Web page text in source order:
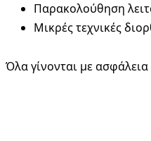
Παρακολούθηση
Μικρές τεχνικές
Όλα γίνονται με